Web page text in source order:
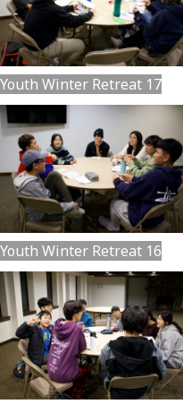
Youth Winter Retreat 17
Youth Winter Retreat 16